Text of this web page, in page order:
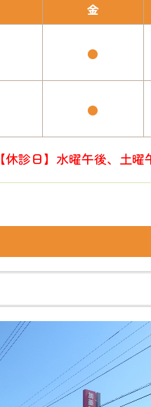
金
●
●
【休診日】水曜午後、土